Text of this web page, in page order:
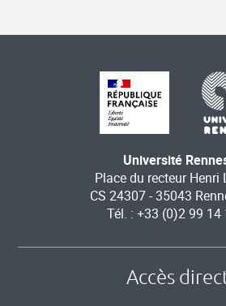
Université
Place du recteur Henri
CS 24307 - 35043
Tél. : +33 (0)2 99 14
Accès